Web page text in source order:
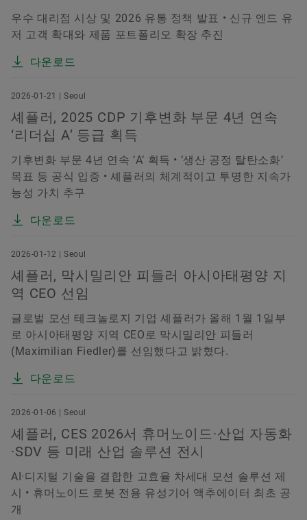
우수 대리점 시상 및 2026 유통 정책 발표 • 신규 엔드 유
저 고객 확대와 제품 포트폴리오 확장 추진
다운로드
2026-01-21 | Seoul
셰플러, 2025 CDP 기후변화 부문 4년 연속
‘리더십 A’ 등급 획득
기후변화 부문 4년 연속 ‘A’ 획득 • ‘생산 공정 탈탄소화’
목표 등 공식 입증 • 셰플러의 체계적이고 투명한 지속가
능성 가치 추구
다운로드
2026-01-12 | Seoul
셰플러, 막시밀리안 피들러 아시아태평양 지
역 CEO 선임
글로벌 모션 테크놀로지 기업 셰플러가 올해 1월 1일부
로 아시아태평양 지역 CEO로 막시밀리안 피들러
(Maximilian Fiedler)를 선임했다고 밝혔다.
다운로드
2026-01-06 | Seoul
셰플러, CES 2026서 휴머노이드·산업 자동화
·SDV 등 미래 산업 솔루션 전시
AI·디지털 기술을 결합한 고효율 차세대 모션 솔루션 제
시 • 휴머노이드 로봇 전용 유성기어 액추에이터 최초 공
개